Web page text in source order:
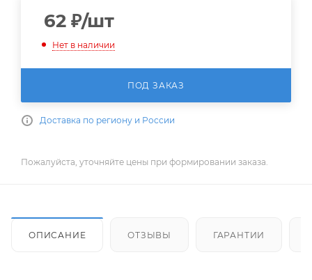
62 ₽/шт
Нет в наличии
ПОД ЗАКАЗ
Доставка по региону и России
Пожалуйста, уточняйте цены при формировании заказа.
ОПИСАНИЕ ОТЗЫВЫ ГАРАНТИИ